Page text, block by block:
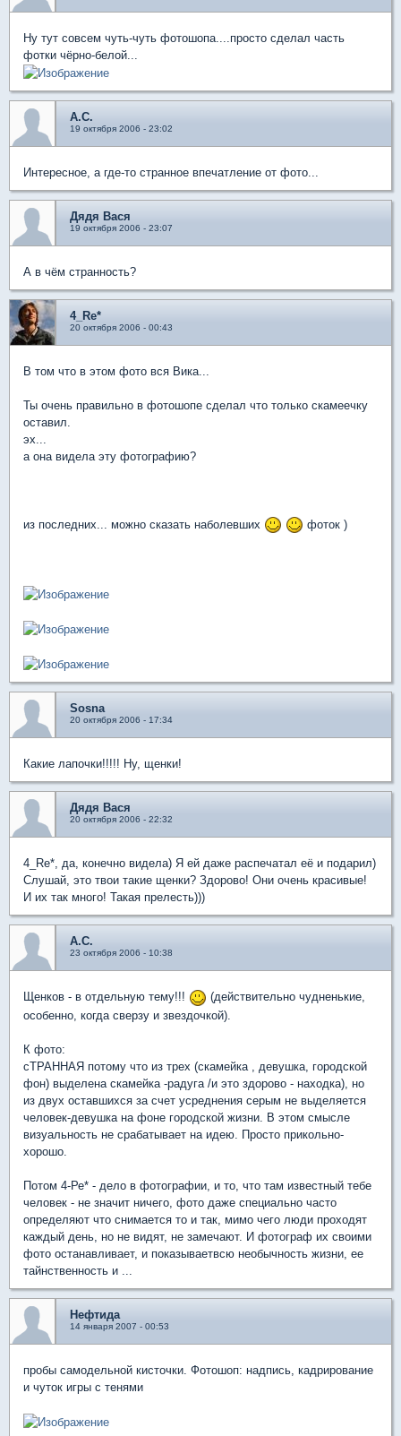
Ну тут совсем чуть-чуть фотошопа....просто сделал часть
фотки чёрно-белой...
А.С.
19 октября 2006 - 23:02
Интересное, а где-то странное впечатление от фото...
Дядя Вася
19 октября 2006 - 23:07
А в чём странность?
4_Re*
20 октября 2006 - 00:43
В том что в этом фото вся Вика...
Ты очень правильно в фотошопе сделал что только скамеечку
оставил.
эх...
а она видела эту фотографию?
из последних... можно сказать наболевших фоток )
Sosna
20 октября 2006 - 17:34
Какие лапочки!!!!! Ну, щенки!
Дядя Вася
20 октября 2006 - 22:32
4_Re*, да, конечно видела) Я ей даже распечатал её и подарил)
Слушай, это твои такие щенки? Здорово! Они очень красивые!
И их так много! Такая прелесть)))
А.С.
23 октября 2006 - 10:38
Щенков - в отдельную тему!!!
(действительно чудненькие,
особенно, когда сверзу и звездочкой).
К фото:
сТРАННАЯ потому что из трех (скамейка , девушка, городской
фон) выделена скамейка -радуга /и это здорово - находка), но
из двух оставшихся за счет усреднения серым не выделяется
человек-девушка на фоне городской жизни. В этом смысле
визуальность не срабатывает на идею. Просто прикольно-
хорошо.
Потом 4-Ре* - дело в фотографии, и то, что там известный тебе
человек - не значит ничего, фото даже специально часто
определяют что снимается то и так, мимо чего люди проходят
каждый день, но не видят, не замечают. И фотограф их своими
фото останавливает, и показываетвсю необычность жизни, ее
тайнственность и ...
Нефтида
14 января 2007 - 00:53
пробы самодельной кисточки. Фотошоп: надпись, кадрирование
и чуток игры с тенями